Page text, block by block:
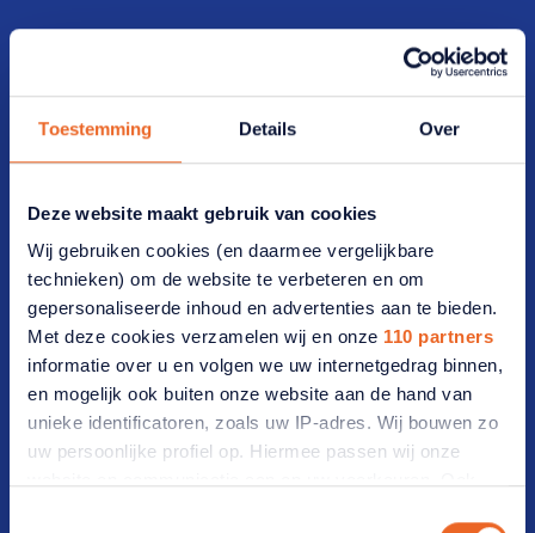
Toestemming Details Over
Deze website maakt gebruik van cookies
Wij gebruiken cookies (en daarmee vergelijkbare
technieken) om de website te verbeteren en om
gepersonaliseerde inhoud en advertenties aan te bieden.
Met deze cookies verzamelen wij en onze 110 partners
informatie over u en volgen we uw internetgedrag binnen,
en mogelijk ook buiten onze website aan de hand van
unieke identificatoren, zoals uw IP-adres. Wij bouwen zo
uw persoonlijke profiel op. Hiermee passen wij onze
Opzeggen
Bezoekadres
Vijzelmolenlaan 20-22 3447 GX Woerden
Postadres
Postbus 2012 3440 DA Woerden
Ledenservice